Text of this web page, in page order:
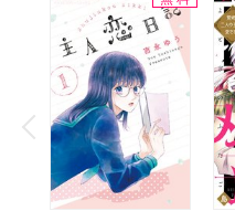
P
r
e
v
i
o
u
s